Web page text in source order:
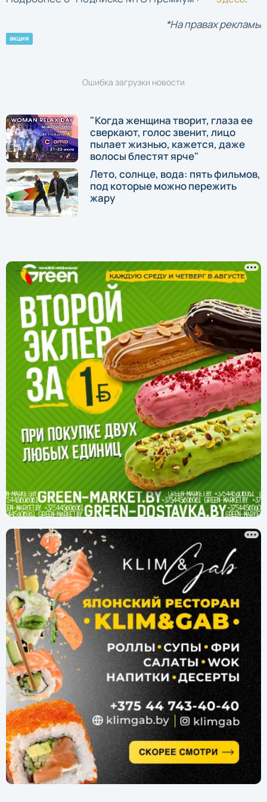
*На правах рекламы
акция
Ошибка загрузки новости
"Когда женщина творит, глаза ее
сверкают, голос звенит, лицо
пылает жизнью, кажется, даже
волосы блестят ярче"
Лето, солнце, вода: пять фильмов,
под которые можно пережить
жару